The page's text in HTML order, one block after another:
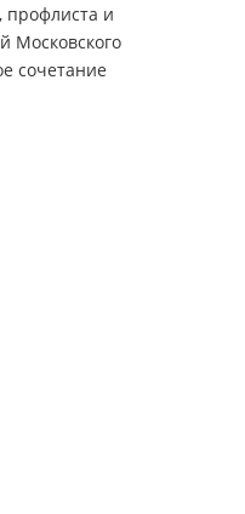
профлиста и
Московского
сочетание